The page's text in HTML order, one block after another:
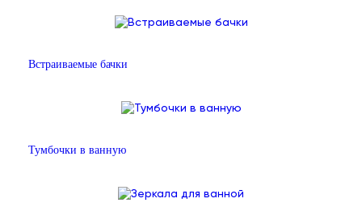
Встраиваемые бачки
Тумбочки в ванную